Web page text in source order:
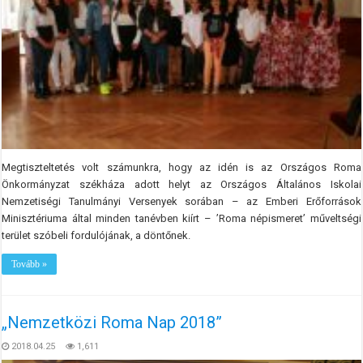
Megtiszteltetés volt számunkra, hogy az idén is az Országos Roma
Önkormányzat székháza adott helyt az Országos Általános Iskolai
Nemzetiségi Tanulmányi Versenyek sorában – az Emberi Erőforrások
Minisztériuma által minden tanévben kiírt – ’Roma népismeret’ műveltségi
terület szóbeli fordulójának, a döntőnek.
Tovább »
„Nemzetközi Roma Nap 2018”
2018.04.25 1,611